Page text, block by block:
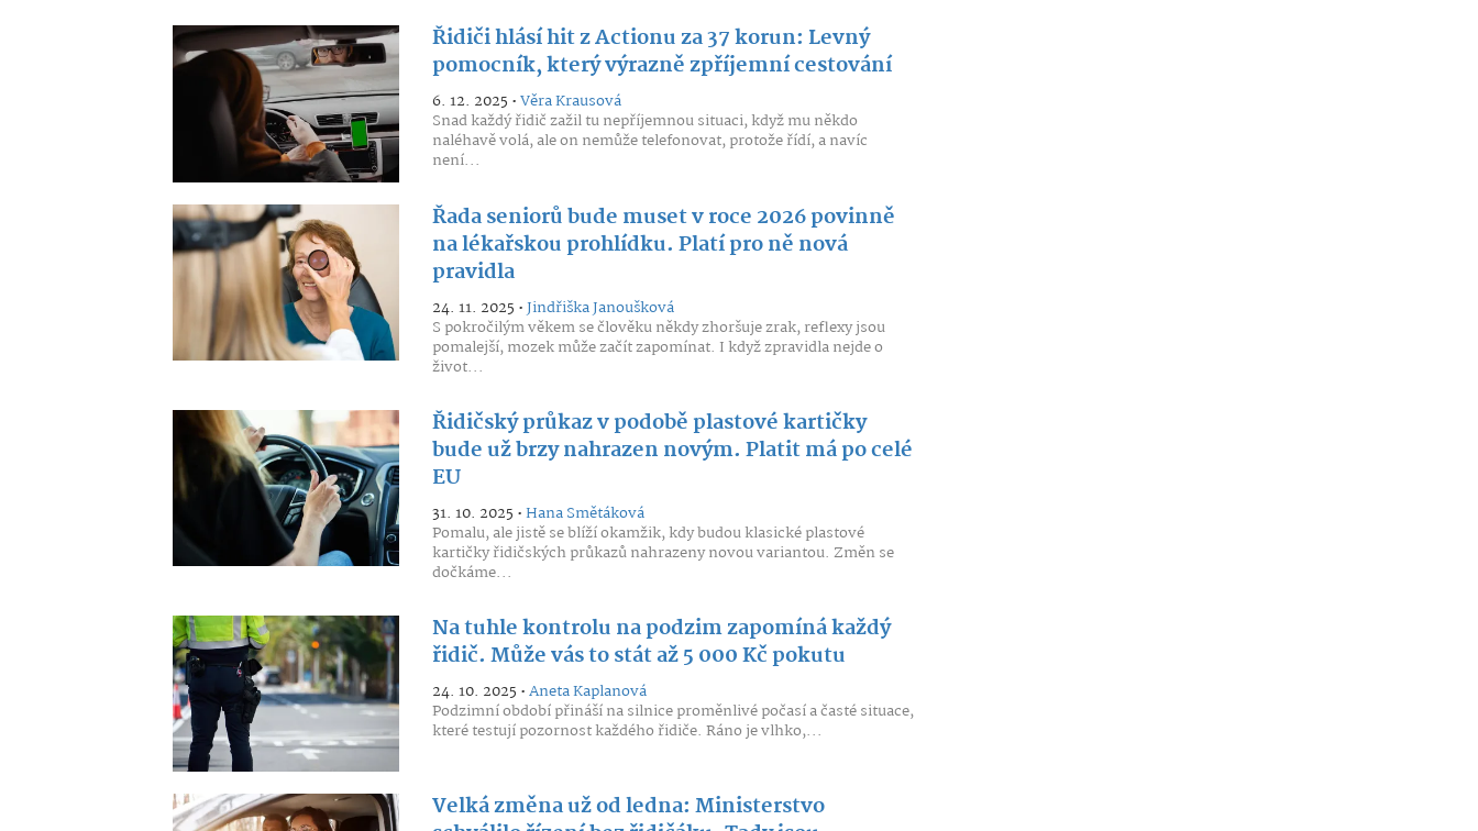
Řidiči hlásí hit z Actionu za 37 korun: Levný
pomocník, který výrazně zpříjemní cestování
6. 12. 2025 •Věra Krausová
Snad každý řidič zažil tu nepříjemnou situaci, když mu někdo
naléhavě volá, ale on nemůže telefonovat, protože řídí, a navíc
není...
Řada seniorů bude muset v roce 2026 povinně
na lékařskou prohlídku. Platí pro ně nová
pravidla
24. 11. 2025 •Jindřiška Janoušková
S pokročilým věkem se člověku někdy zhoršuje zrak, reflexy jsou
pomalejší, mozek může začít zapomínat. I když zpravidla nejde o
život...
Řidičský průkaz v podobě plastové kartičky
bude už brzy nahrazen novým. Platit má po celé
EU
31. 10. 2025 •Hana Smětáková
Pomalu, ale jistě se blíží okamžik, kdy budou klasické plastové
kartičky řidičských průkazů nahrazeny novou variantou. Změn se
dočkáme...
Na tuhle kontrolu na podzim zapomíná každý
řidič. Může vás to stát až 5 000 Kč pokutu
24. 10. 2025 •Aneta Kaplanová
Podzimní období přináší na silnice proměnlivé počasí a časté situace,
které testují pozornost každého řidiče. Ráno je vlhko,...
Velká změna už od ledna: Ministerstvo